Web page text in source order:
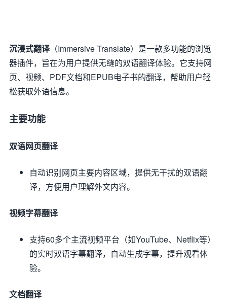
沉浸式翻译（Immersive Translate）是一款多功能的浏览
器插件，旨在为用户提供无缝的双语翻译体验。它支持网
页、视频、PDF文档和EPUB电子书的翻译，帮助用户轻
松获取外语信息。
主要功能
双语网页翻译
自动识别网页主要内容区域，提供无干扰的双语翻
译，方便用户理解外文内容。
视频字幕翻译
支持60多个主流视频平台（如YouTube、Netflix等）
的实时双语字幕翻译，自动生成字幕，提升观看体
验。
文档翻译